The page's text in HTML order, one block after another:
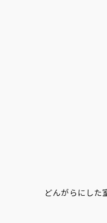
どんがらにした